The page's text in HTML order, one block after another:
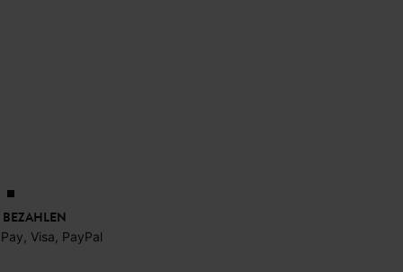
Visa, PayPal